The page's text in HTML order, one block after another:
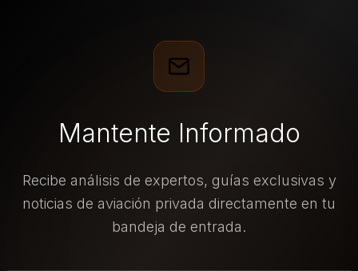
Mantente Informado
Recibe análisis de expertos, guías exclusivas y
noticias de aviación privada directamente en tu
bandeja de entrada.